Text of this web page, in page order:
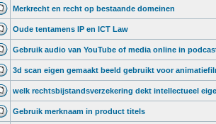
Merkrecht en recht op bestaande domeinen
Oude tentamens IP en ICT Law
Gebruik audio van YouTube of media online in
3d scan eigen gemaakt beeld gebruikt voor
welk rechtsbijstandsverzekering dekt intellectueel
Gebruik merknaam in product titels